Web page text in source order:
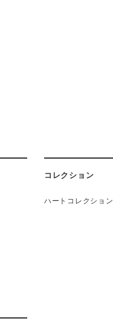
コレクション
ハートコレクション